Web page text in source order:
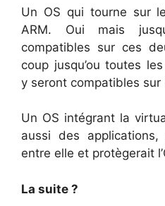
Un OS qui tourne sur
ARM. Oui mais
compatibles sur ces
coup jusqu’ou toutes
y seront compatibles sur
Un OS intégrant la
aussi des
entre elle et protègerait
La suite ?